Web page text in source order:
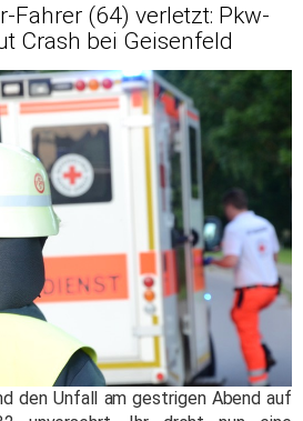
Fahrer (64) verletzt: Pkw-
Crash bei Geisenfeld
den Unfall am gestrigen Abend auf